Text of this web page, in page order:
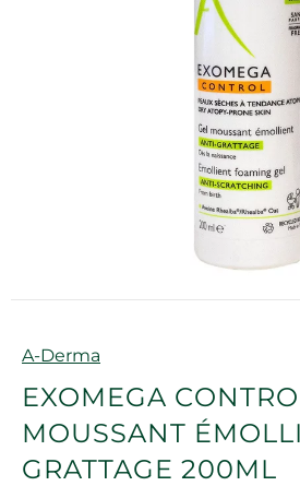
Marque
A-Derma
EXOMEGA
MOUSSANT
GRATTAGE 200ML